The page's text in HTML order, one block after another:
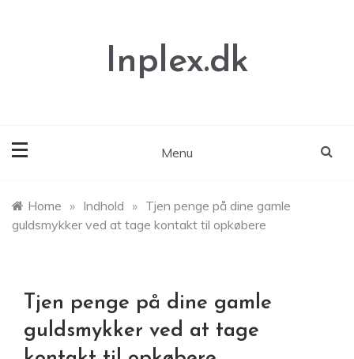
Inplex.dk
Menu
Home » Indhold » Tjen penge på dine gamle
guldsmykker ved at tage kontakt til opkøbere
Tjen penge på dine gamle
guldsmykker ved at tage